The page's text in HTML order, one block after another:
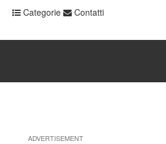
Categorie Contatti
ADVERTISEMENT